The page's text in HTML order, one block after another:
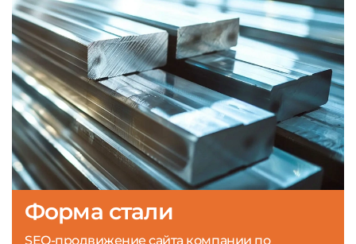
Форма стали
SEO-продвижение сайта компании по